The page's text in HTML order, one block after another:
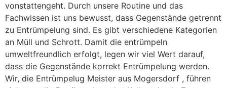
vonstattengeht. Durch unsere Routine und das
Fachwissen ist uns bewusst, dass Gegenstände getrennt
zu Entrümpelung sind. Es gibt verschiedene Kategorien
an Müll und Schrott. Damit die entrümpeln
umweltfreundlich erfolgt, legen wir viel Wert darauf,
dass die Gegenstände korrekt Entrümpelung werden.
Wir, die Entrümpelug Meister aus Mogersdorf , führen